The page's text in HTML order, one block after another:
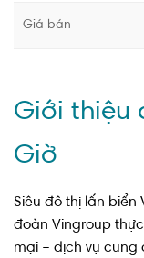
đoàn Vingroup
mại – dịch vụ cung
cư, biệt thự. Quy